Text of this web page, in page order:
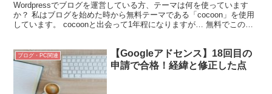
Wordpressでブログを運営している方、テーマは何を使っています
か？ 私はブログを始めた時から無料テーマである「cocoon」を使用
しています。 cocoonと出会って1年程になりますが… 無料でこの機
ブログ・PC関連
【Googleアドセンス】18回目の
申請で合格！経緯と修正した点